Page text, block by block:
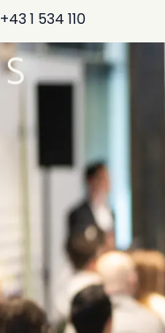
+43 1 534 110